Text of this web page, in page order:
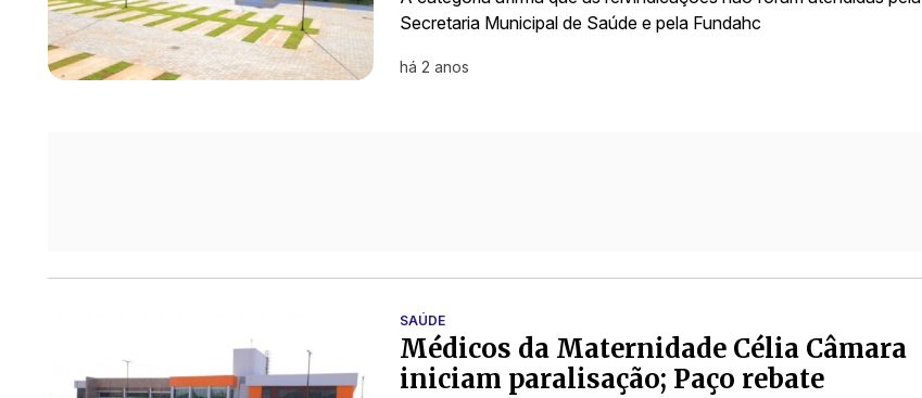
Secretaria Municipal de Saúde e pela Fundahc
há 2 anos
SAÚDE
Médicos da Maternidade Célia Câmara
iniciam paralisação; Paço rebate